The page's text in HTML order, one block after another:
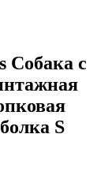
Собака с
S